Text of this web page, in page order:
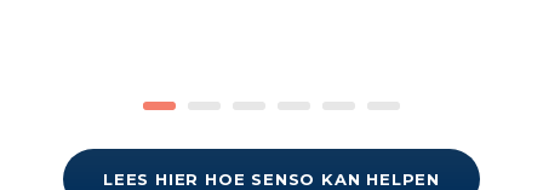
LEES HIER HOE SENSO KAN HELPEN